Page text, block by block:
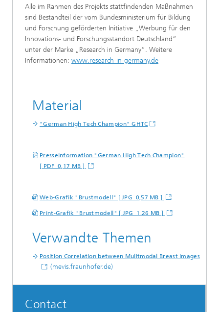
Alle im Rahmen des Projekts stattfindenden Maßnahmen
sind Bestandteil der vom Bundesministerium für Bildung
und Forschung geförderten Initiative „Werbung für den
Innovations- und Forschungsstandort Deutschland“
unter der Marke „Research in Germany“. Weitere
Informationen: www.research-in-germany.de
Material
"German High Tech Champion" GHTC
Presseinformation "German High Tech Champion"
[ PDF 0,17 MB ]
Web-Grafik "Brustmodell" [ JPG 0,57 MB ]
Print-Grafik "Brustmodell" [ JPG 1,26 MB ]
Verwandte Themen
Position Correlation between Mulitmodal Breast Images
(mevis.fraunhofer.de)
Contact